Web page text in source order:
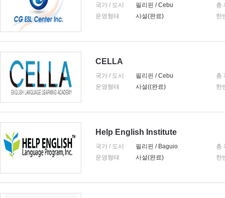
국가 / 도시 필리핀 / Cebu
총
운영형태
사설(완료) 한
CELLA
국가 / 도시 필리핀 / Cebu
총
운영형태
사설((완료) 한
Help English Institute
국가 / 도시 필리핀 / Baguio
총
운영형태
사설(완료) 한